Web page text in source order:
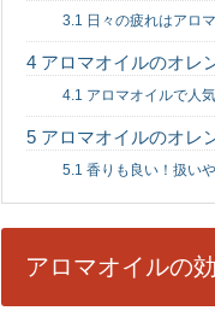
3.1 日々の疲れはアロ
4 アロマオイルのオレ
4.1 アロマオイルで人
5 アロマオイルのオレ
5.1 香りも良い！扱い
アロマオイルの